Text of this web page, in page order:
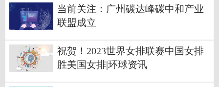
当前关注：广州碳达峰碳中和产业
联盟成立
祝贺！2023世界女排联赛中国女排
胜美国女排|环球资讯